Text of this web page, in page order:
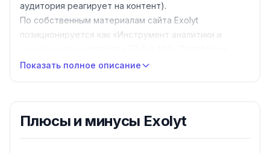
аудитория реагирует на контент).
По собственным материалам сайта Exolyt
позиционируется как «Инструмент аналитики и
официально не аффилирована с TikTok, ByteDance,
Маркетинговым агентствам— для исследования
Показать полное описание
Плюсы и минусы Exolyt